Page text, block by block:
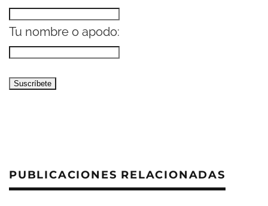
Tu nombre o apodo:
PUBLICACIONES RELACIONADAS